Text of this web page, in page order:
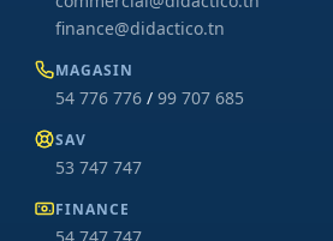
finance@didactico.tn
MAGASIN
54 776 776 / 99 707 685
SAV
53 747 747
FINANCE